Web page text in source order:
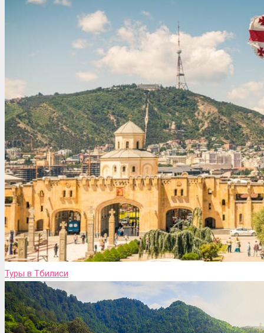
Туры в Тбилиси